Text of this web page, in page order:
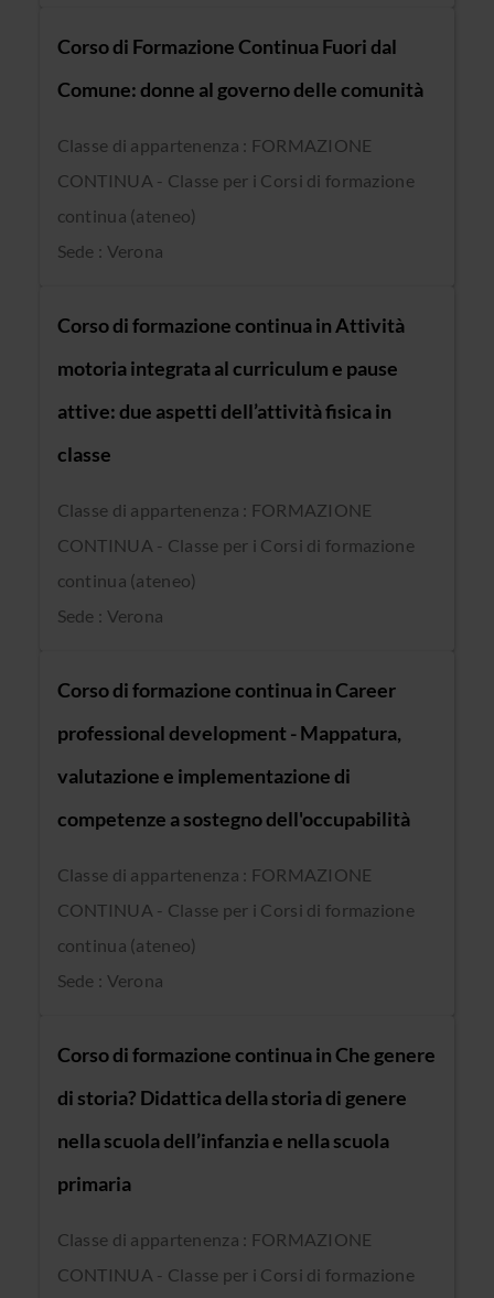
Corso di Formazione Continua Fuori dal
Comune: donne al governo delle comunità
Classe di appartenenza : FORMAZIONE
CONTINUA - Classe per i Corsi di formazione
continua (ateneo)
Sede : Verona
Corso di formazione continua in Attività
motoria integrata al curriculum e pause
attive: due aspetti dell’attività fisica in
classe
Classe di appartenenza : FORMAZIONE
CONTINUA - Classe per i Corsi di formazione
continua (ateneo)
Sede : Verona
Corso di formazione continua in Career
professional development - Mappatura,
valutazione e implementazione di
competenze a sostegno dell'occupabilità
Classe di appartenenza : FORMAZIONE
CONTINUA - Classe per i Corsi di formazione
continua (ateneo)
Sede : Verona
Corso di formazione continua in Che genere
di storia? Didattica della storia di genere
nella scuola dell’infanzia e nella scuola
primaria
Classe di appartenenza : FORMAZIONE
CONTINUA - Classe per i Corsi di formazione